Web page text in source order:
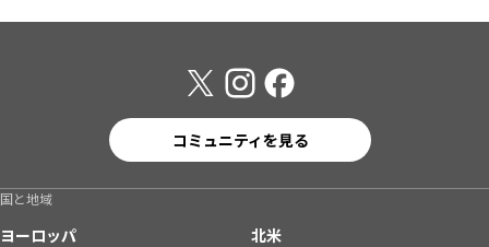
コミュニティを見る
国と地域
ヨーロッパ
北米